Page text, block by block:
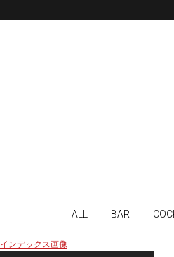
ALL BAR
インデックス画像